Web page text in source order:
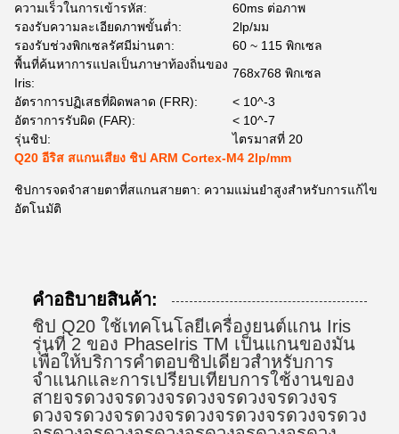
ความเร็วในการเข้ารหัส:
60ms ต่อภาพ
รองรับความละเอียดภาพขั้นต่ำ:
2lp/มม
รองรับช่วงพิกเซลรัศมีม่านตา:
60 ~ 115 พิกเซล
พื้นที่ค้นหาการแปลเป็นภาษาท้องถิ่นของ
Iris:
768x768 พิกเซล
อัตราการปฏิเสธที่ผิดพลาด (FRR):
< 10^-3
อัตราการรับผิด (FAR):
< 10^-7
รุ่นชิป:
ไตรมาสที่ 20
Q20 อีริส สแกนเสียง ชิป ARM Cortex-M4 2lp/mm
ชิปการจดจําสายตาที่สแกนสายตา: ความแม่นยําสูงสําหรับการแก้ไข
อัตโนมัติ
คําอธิบายสินค้า:
ชิป Q20 ใช้เทคโนโลยีเครื่องยนต์แกน Iris
รุ่นที่ 2 ของ PhaseIris TM เป็นแกนของมัน
เพื่อให้บริการคําตอบชิปเดียวสําหรับการ
จําแนกและการเปรียบเทียบการใช้งานของ
สายจรดวงจรดวงจรดวงจรดวงจรดวงจร
ดวงจรดวงจรดวงจรดวงจรดวงจรดวงจรดวง